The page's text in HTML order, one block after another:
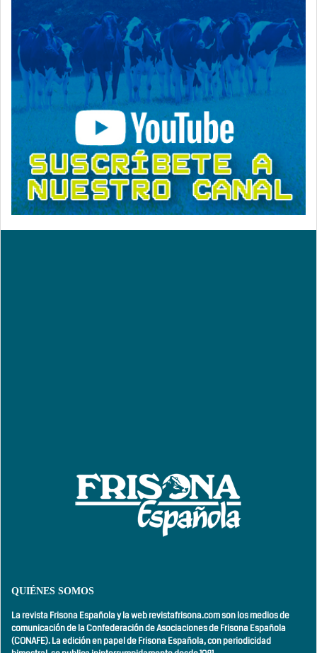
QUIÉNES SOMOS
La revista Frisona Española y la web revistafrisona.com son los medios de
comunicación de la Confederación de Asociaciones de Frisona Española
(CONAFE). La edición en papel de Frisona Española, conperiodicidad